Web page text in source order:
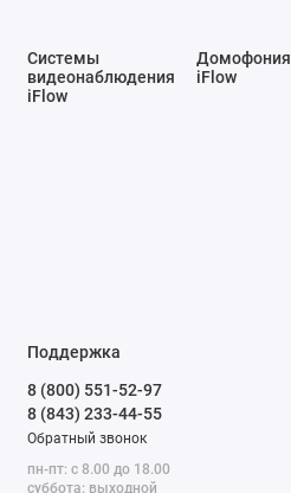
Системы
видеонаблюдения
iFlow
Домофония
iFlow
Поддержка
8 (800) 551-52-97
8 (843) 233-44-55
Обратный звонок
пн-пт: с 8.00 до 18.00
суббота: выходной